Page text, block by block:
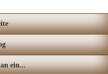
ein...